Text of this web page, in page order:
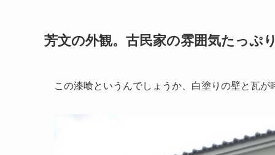
芳文の外観。古民家の雰囲気たっぷ
この漆喰というんでしょうか、白塗りの壁と瓦